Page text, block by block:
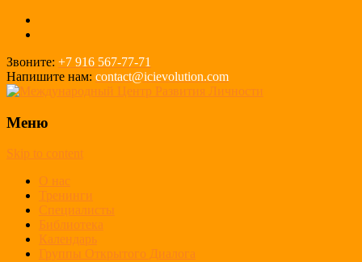
Звоните: +7 916 567-77-71
Напишите нам: contact@icievolution.com
Меню
Skip to content
О нас
Тренинги
Cпециалисты
Библиотека
Календарь
Группы Открытого Диалога